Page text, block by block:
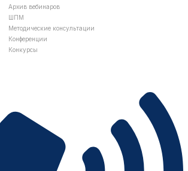
Архив вебинаров
ШПМ
Методические консультации
Конференции
Конкурсы